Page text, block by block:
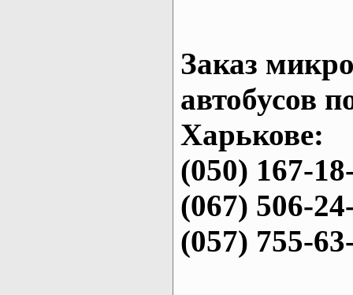
Заказ
автобусов
Харькове:
(050) 167-
(067) 506-
(057) 755-